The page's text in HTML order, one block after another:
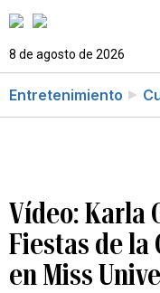
8 de agosto de 2026
Entretenimiento
Vídeo: Karla
Fiestas de la
en Miss